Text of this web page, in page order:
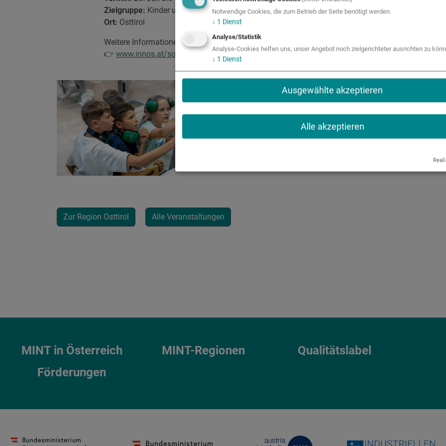
Notwendige Cookies, die zum Betrieb der Seite benötigt werden.
↓ 1 Dienst
Analyse/Statistik
Analyse-Cookies helfen uns, unser Angebot noch zielgerichteter ausrichten zu
↓ 1 Dienst
Ausgewählte akzeptieren
Alle akzeptieren
Zielgruppe: Kinder und Jugendliche von 8 bis 18 Jahren
Ort: Osttirol
Weitere Informationen zum Kursprogramm und zur Anmeldung finden Sie unter:
👉 www.innos.at/sommer-uni-osttirol/
Zur Region Osttirol Alle Veranstaltungen
MINT in Österreich MINT-Regionen Qualitätslabel
Förderungen